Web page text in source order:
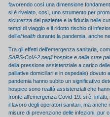
favorendo così una dimensione
si è rivelato, così, uno strumento per
sicurezza del paziente e la fiducia nelle
tempi di viaggio e il ridotto rischio di
dell’eHealth durante la pandemia, anche
Tra gli effetti dell’emergenza sanitaria,
SARS-CoV-2 negli hospice e nelle cure
della pressione assistenziale a carico
palliative domiciliari e in ospedale)
pandemia hanno subito un significativo
hospice sono realtà assistenziali che
fronte all’emergenza Covid-19: si è,
il lavoro degli operatori sanitari, ma anche
misure di prevenzione delle infezioni, pur